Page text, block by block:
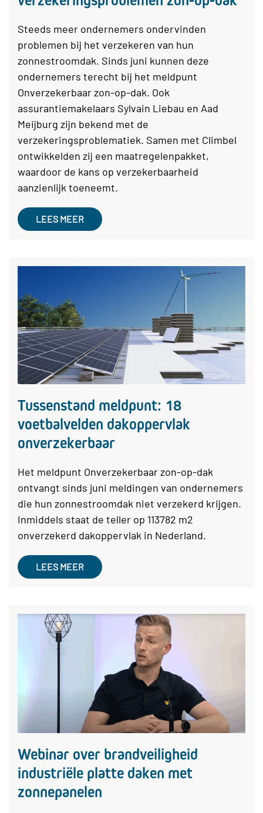
Steeds meer ondernemers ondervinden
problemen bij het verzekeren van hun
zonnestroomdak. Sinds juni kunnen deze
ondernemers terecht bij het meldpunt
Onverzekerbaar zon-op-dak. Ook
assurantiemakelaars Sylvain Liebau en Aad
Meijburg zijn bekend met de
verzekeringsproblematiek. Samen met Climbel
ontwikkelden zij een maatregelenpakket,
waardoor de kans op verzekerbaarheid
aanzienlijk toeneemt.
LEES MEER
Tussenstand meldpunt: 18
voetbalvelden dakoppervlak
onverzekerbaar
Het meldpunt Onverzekerbaar zon-op-dak
ontvangt sinds juni meldingen van ondernemers
die hun zonnestroomdak niet verzekerd krijgen.
Inmiddels staat de teller op 113782 m2
onverzekerd dakoppervlak in Nederland.
LEES MEER
Webinar over brandveiligheid
industriële platte daken met
zonnepanelen